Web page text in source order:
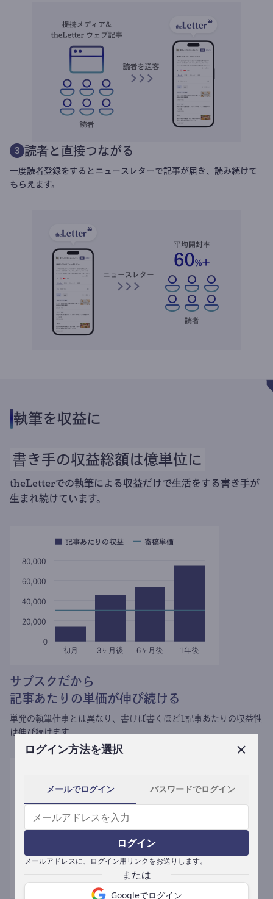
ログイン方法を選択
メールでログイン パスワードでログイン
ログイン
メールアドレスに、ログイン用リンクをお送りします。
Googleでログイン
3 読者と直接つながる
一度読者登録をするとニュースレターで記事が届き、読み続けて
もらえます。
執筆を収益に
書き手の収益総額は億単位に
theLetterでの執筆による収益だけで生活をする書き手が
生まれ続けています。
サブスクだから
記事あたりの単価が伸び続ける
単発の執筆仕事とは異なり、 書けば書くほど1記事あたりの収益性
は伸び続けます。